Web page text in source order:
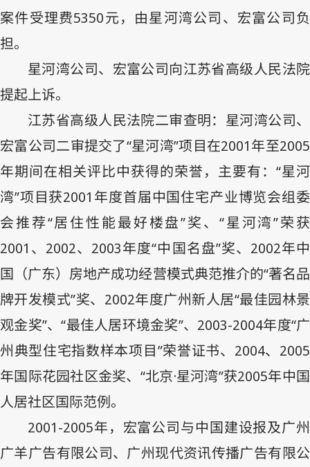
案件受理费5350元，由星河湾公司、宏富公司负
担。
星河湾公司、宏富公司向江苏省高级人民法院
提起上诉。
江苏省高级人民法院二审查明：星河湾公司、
宏富公司二审提交了“星河湾”项目在2001年至2005
年期间在相关评比中获得的荣誉，主要有：“星河
湾”项目获2001 年度首届中国住宅产业博览会组委
会推荐“居住性能最好楼盘”奖、“星河湾”荣获
2001 、 2002、 2003年度“中国名盘”奖、 2002年中
国（广东）房地产成功经营模式典范推介的“著名品
牌开发模式”奖、 2002年度广州新人居“最佳园林景
观金奖”、“最佳人居环境金奖”、 2003-2004年度“广
州典型住宅指数样本项目”荣誉证书、 2004、 2005
年国际花园社区金奖、“北京·星河湾”获2005年中国
人居社区国际范例。
2001-2005年，宏富公司与中国建设报及广州
广羊广告有限公司、广州现代资讯传播广告有限公